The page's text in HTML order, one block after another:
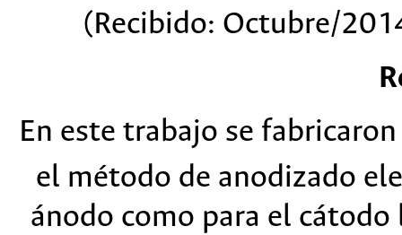
(Recibido: Octubre/
En este trabajo se
el método de anodizado
ánodo como para el